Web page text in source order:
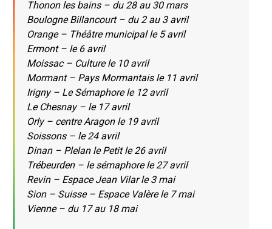
Thonon les bains – du 28 au 30 mars
Boulogne Billancourt – du 2 au 3 avril
Orange – Théâtre municipal le 5 avril
Ermont – le 6 avril
Moissac – Culture le 10 avril
Mormant – Pays Mormantais le 11 avril
Irigny – Le Sémaphore le 12 avril
Le Chesnay – le 17 avril
Orly – centre Aragon le 19 avril
Soissons – le 24 avril
Dinan – Plelan le Petit le 26 avril
Trébeurden – le sémaphore le 27 avril
Revin – Espace Jean Vilar le 3 mai
Sion – Suisse – Espace Valère le 7 mai
Vienne – du 17 au 18 mai